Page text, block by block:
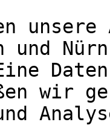
und
wir